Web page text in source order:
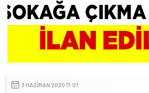
3 HAZIRAN 2020 17:07